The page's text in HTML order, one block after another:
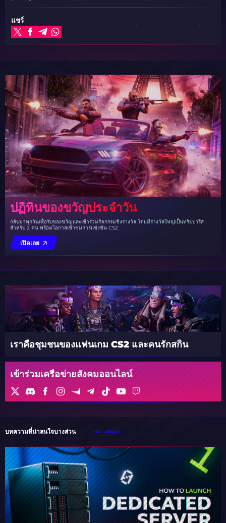
แชร์
ปฏิทินของขวัญประจำวัน
กลับมาทุกวันเพื่อรับของขวัญและเข้าร่วมกิจกรรมชิงรางวัล โดยมีรางวัลใหญ่เป็นทริปปารีส
สำหรับ 2 คน พร้อมโอกาสเข้าชมการแข่งขัน CS2
เปิดเลย
เราคือชุมชนของแฟนเกม CS2 และคนรักสกิน
เข้าร่วมเครือข่ายสังคมออนไลน์
บทความที่น่าสนใจบางส่วน บทความทั้งหมด